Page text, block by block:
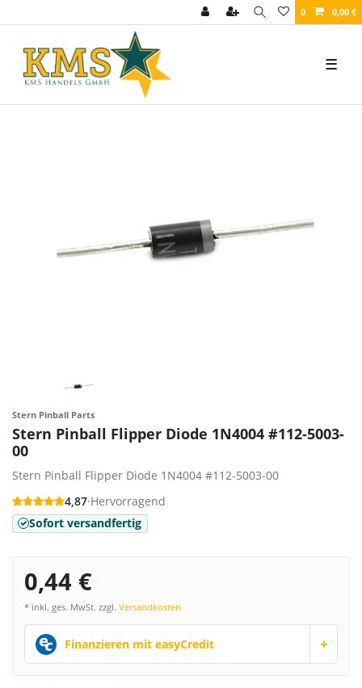
0 0,00 €
☰
Stern Pinball Parts
Stern Pinball Flipper Diode 1N4004 #112-5003-
00
Stern Pinball Flipper Diode 1N4004 #112-5003-00
4,87·Hervorragend
Sofort versandfertig
0,44 €
* inkl. ges. MwSt. zzgl. Versandkosten
Finanzieren mit easyCredit +